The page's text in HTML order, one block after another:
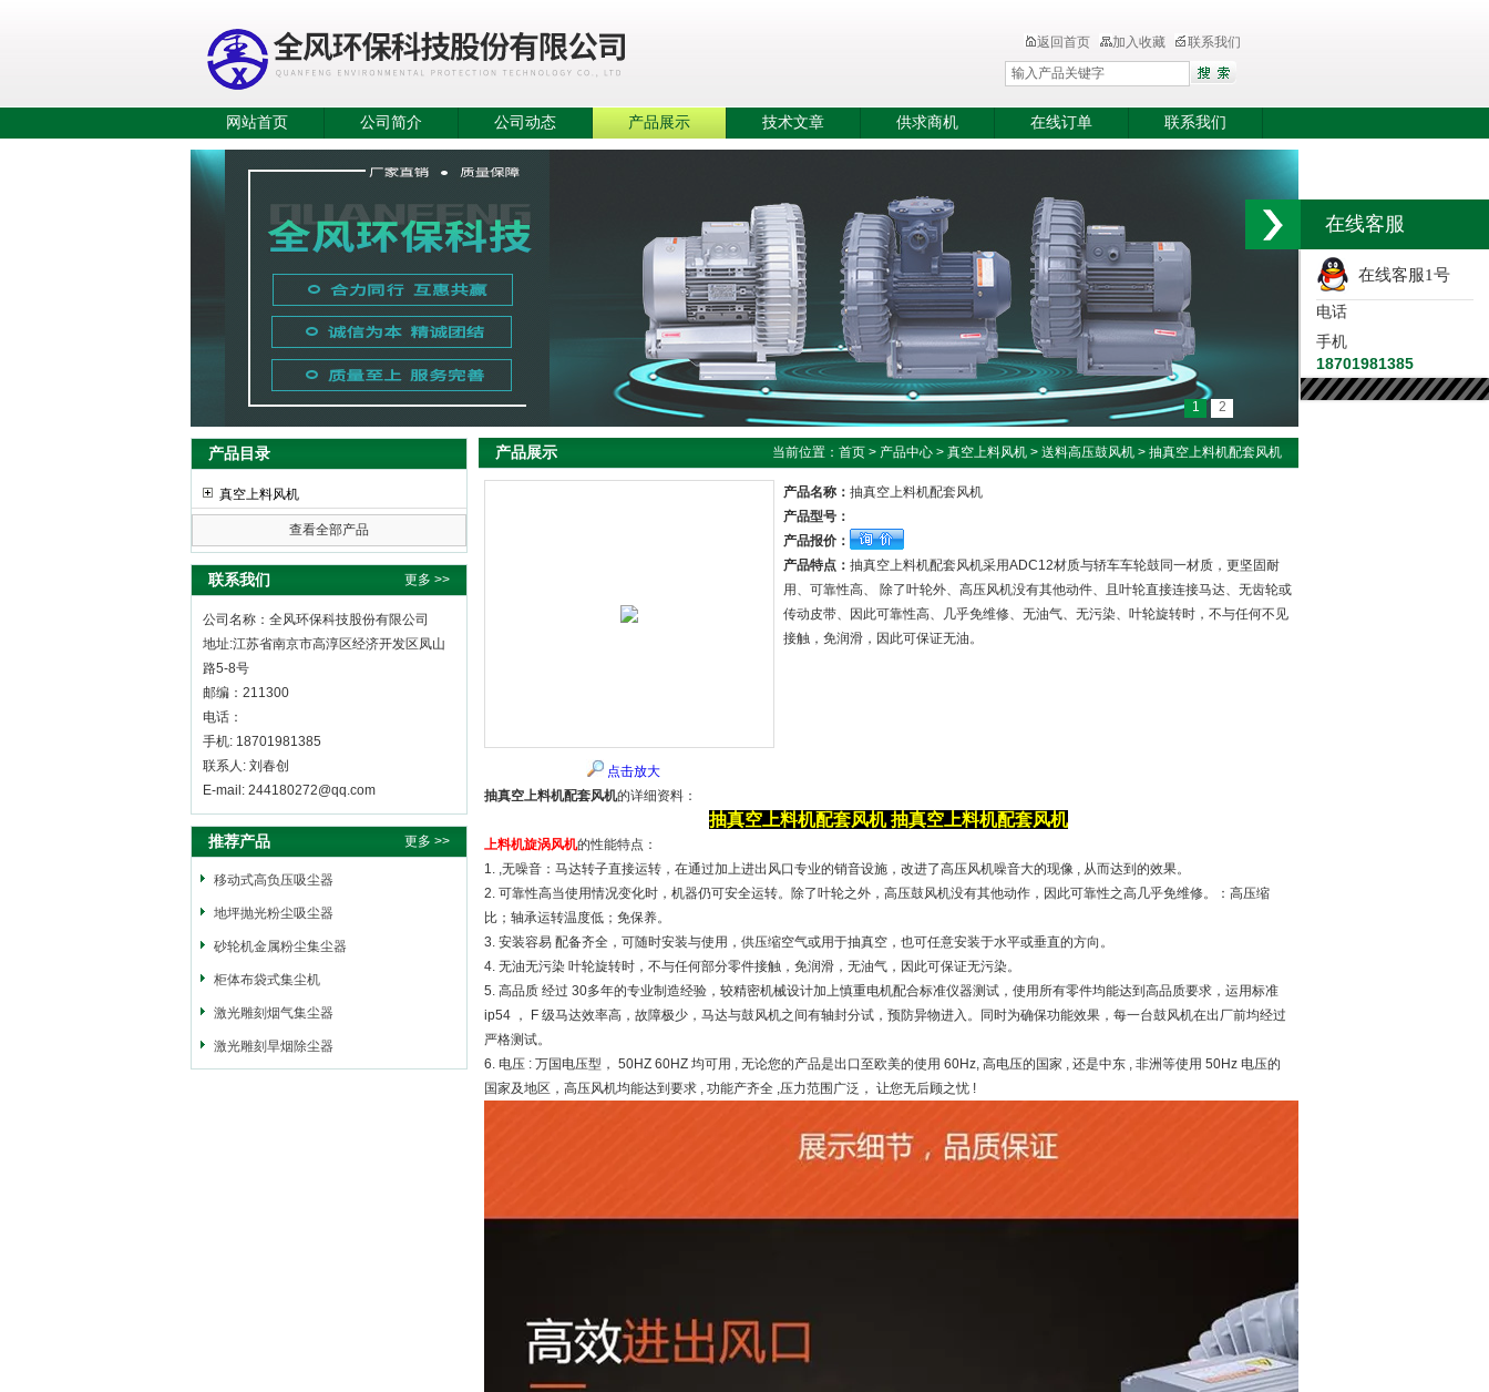
返回首页 加入收藏 联系我们
网站首页 公司简介 公司动态 产品展示 技术文章 供求商机 在线订单 联系我们
1 2
产品目录
真空上料风机
查看全部产品
联系我们 更多 >>
公司名称：全风环保科技股份有限公司
地址:江苏省南京市高淳区经济开发区凤山
路5-8号
邮编：211300
电话：
手机: 18701981385
联系人: 刘春创
E-mail: 244180272@qq.com
推荐产品 更多 >>
移动式高负压吸尘器
地坪抛光粉尘吸尘器
砂轮机金属粉尘集尘器
柜体布袋式集尘机
激光雕刻烟气集尘器
激光雕刻旱烟除尘器
产品展示 当前位置： 首页 > 产品中心 > 真空上料风机 > 送料高压鼓风机 > 抽真空上料机配套风机
点击放大
产品名称： 抽真空上料机配套风机
产品型号：
产品报价：
产品特点： 抽真空上料机配套风机采用ADC12材质与轿车车轮鼓同一材质，更坚固耐
用、可靠性高、 除了叶轮外、高压风机没有其他动件、且叶轮直接连接马达、无齿轮或
传动皮带、因此可靠性高、几乎免维修、无油气、无污染、叶轮旋转时，不与任何不见
接触，免润滑，因此可保证无油。
抽真空上料机配套风机的详细资料：
抽真空上料机配套风机 抽真空上料机配套风机
上料机旋涡风机的性能特点：
1. ,无噪音：马达转子直接运转，在通过加上进出风口专业的销音设施，改进了高压风机噪音大的现像 , 从而达到的效果。
2. 可靠性高当使用情况变化时，机器仍可安全运转。除了叶轮之外，高压鼓风机没有其他动作，因此可靠性之高几乎免维修。：高压缩
比；轴承运转温度低；免保养。
3. 安装容易 配备齐全，可随时安装与使用，供压缩空气或用于抽真空，也可任意安装于水平或垂直的方向。
4. 无油无污染 叶轮旋转时，不与任何部分零件接触，免润滑，无油气，因此可保证无污染。
5. 高品质 经过 30多年的专业制造经验，较精密机械设计加上慎重电机配合标准仪器测试，使用所有零件均能达到高品质要求，运用标准
ip54 ， F 级马达效率高，故障极少，马达与鼓风机之间有轴封分试，预防异物进入。同时为确保功能效果，每一台鼓风机在出厂前均经过
严格测试。
6. 电压 : 万国电压型， 50HZ 60HZ 均可用 , 无论您的产品是出口至欧美的使用 60Hz, 高电压的国家 , 还是中东 , 非洲等使用 50Hz 电压的
国家及地区，高压风机均能达到要求 , 功能产齐全 ,压力范围广泛， 让您无后顾之忧 !
在线客服
在线客服1号
电话
手机
18701981385